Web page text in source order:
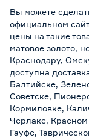
Вы можете
официальном
цены на такие
матовое золото,
Краснодару,
доступна
Балтийске,
Советске,
Кормиловке,
Черлаке,
Гауфе,